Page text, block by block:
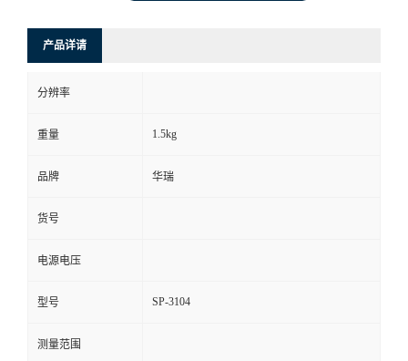
系
方
式
在
线
产品详请
分辨率
重量 1.5kg
品牌 华瑞
货号
电源电压
型号 SP-3104
测量范围